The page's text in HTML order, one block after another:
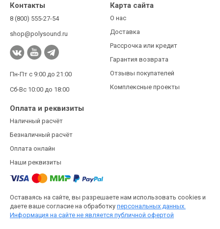
Контакты
8 (800) 555-27-54
shop@polysound.ru
Пн-Пт с 9:00 до 21:00
Сб-Вс 10:00 до 18:00
Карта сайта
О нас
Доставка
Рассрочка или кредит
Гарантия возврата
Отзывы покупателей
Комплексные проекты
Оплата и реквизиты
Наличный расчёт
Безналичный расчёт
Оплата онлайн
Наши реквизиты
Оставаясь на сайте, вы разрешаете нам использовать cookies и
даете ваше согласие на обработку персональных данных.
Информация на сайте не является публичной офертой